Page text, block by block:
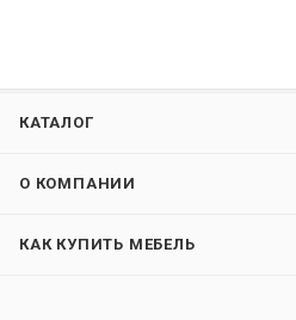
КАТАЛОГ
О КОМПАНИИ
КАК КУПИТЬ МЕБЕЛЬ